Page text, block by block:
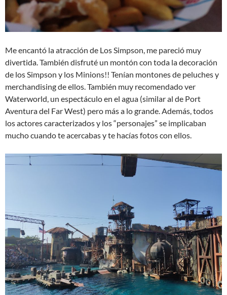
Me encantó la atracción de Los Simpson, me pareció muy
divertida. También disfruté un montón con toda la decoración
de los Simpson y los Minions!! Tenían montones de peluches y
merchandising de ellos. También muy recomendado ver
Waterworld, un espectáculo en el agua (similar al de Port
Aventura del Far West) pero más a lo grande. Además, todos
los actores caracterizados y los “personajes” se implicaban
mucho cuando te acercabas y te hacías fotos con ellos.